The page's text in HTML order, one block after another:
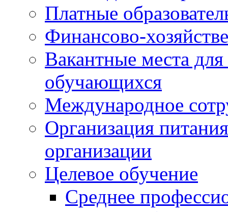
Платные
Финансово-
Вакантные места
обучающихся
Международное
Организация
организации
Целевое обучение
Среднее